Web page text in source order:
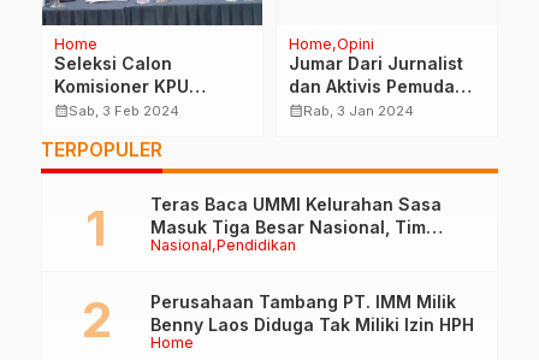
Home
Seleksi Calon
Komisioner KPU
Provinsi dan
Dibuka
calendar_monthSab, 3 Feb 2024
Home Opini
Jumar Dari Jurnalist
dan Aktivis Pemuda
Muhammadiyah
calendar_monthRab, 3 Jan 2024
TERPOPULER
Nasional Pendidikan
Teras Baca UMMI Kelurahan Sasa
Masuk Tiga Besar Nasional, Tim
Penilai Lakukan Visitasi di Ternate
Home
Perusahaan Tambang PT. IMM Milik
Benny Laos Diduga Tak Miliki Izin HPH